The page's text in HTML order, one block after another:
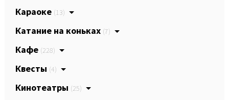
Караоке (13)
Катание на коньках (7)
Кафе (228)
Квесты (4)
Кинотеатры (25)